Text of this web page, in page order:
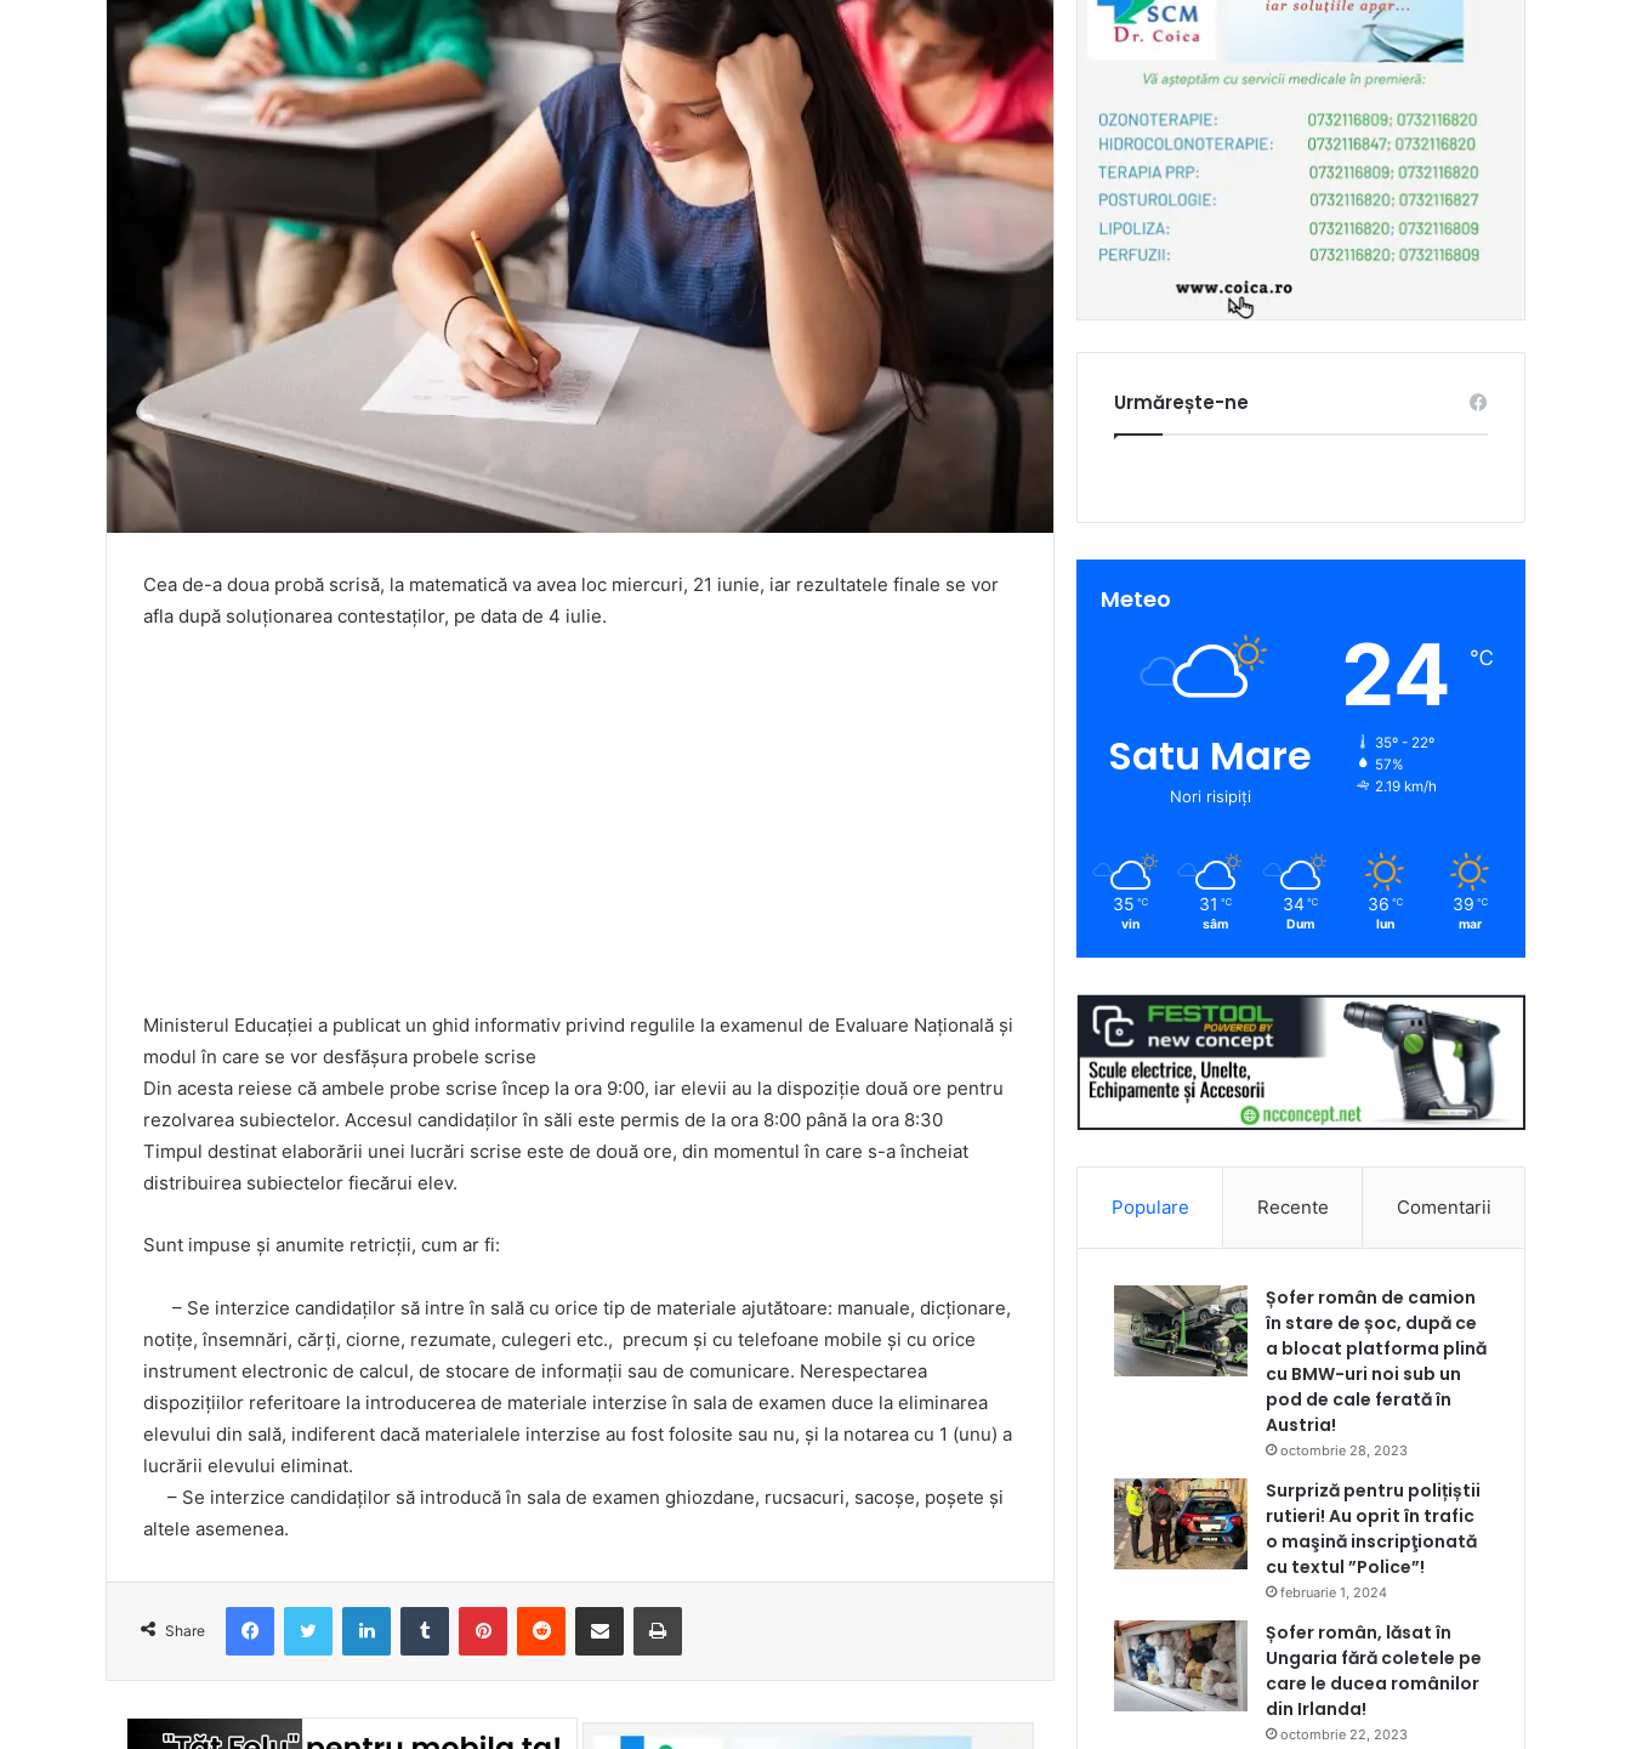
Cea de-a doua probă scrisă, la matematică va avea loc miercuri, 21 iunie, iar rezultatele finale se vor
afla după soluționarea contestaților, pe data de 4 iulie.
Ministerul Educației a publicat un ghid informativ privind regulile la examenul de Evaluare Națională și
modul în care se vor desfășura probele scrise
Din acesta reiese că ambele probe scrise încep la ora 9:00, iar elevii au la dispoziție două ore pentru
rezolvarea subiectelor. Accesul candidaților în săli este permis de la ora 8:00 până la ora 8:30
Timpul destinat elaborării unei lucrări scrise este de două ore, din momentul în care s-a încheiat
distribuirea subiectelor fiecărui elev.
Sunt impuse și anumite retricții, cum ar fi:
– Se interzice candidaților să intre în sală cu orice tip de materiale ajutătoare: manuale, dicționare,
notițe, însemnări, cărți, ciorne, rezumate, culegeri etc., precum și cu telefoane mobile și cu orice
instrument electronic de calcul, de stocare de informații sau de comunicare. Nerespectarea
dispozițiilor referitoare la introducerea de materiale interzise în sala de examen duce la eliminarea
elevului din sală, indiferent dacă materialele interzise au fost folosite sau nu, și la notarea cu 1 (unu) a
lucrării elevului eliminat.
– Se interzice candidaților să introducă în sala de examen ghiozdane, rucsacuri, sacoșe, poșete și
altele asemenea.
Share
FacebookTwitter LinkedInTumblr PinterestReddit Share via Email Print
Urmărește-ne
Meteo
Satu Mare
Nori risipiți
24 ℃
35º - 22º
57%
2.19 km/h
35 ℃
vin
31 ℃
sâm
34 ℃
Dum
36 ℃
lun
39 ℃
mar
Populare Recente Comentarii
Șofer român de camion
în stare de șoc, după ce
a blocat platforma plină
cu BMW-uri noi sub un
pod de cale ferată în
Austria!
octombrie 28, 2023
Surpriză pentru polițiștii
rutieri! Au oprit în trafic
o maşină inscripţionată
cu textul ”Police”!
februarie 1, 2024
Șofer român, lăsat în
Ungaria fără coletele pe
care le ducea românilor
din Irlanda!
octombrie 22, 2023